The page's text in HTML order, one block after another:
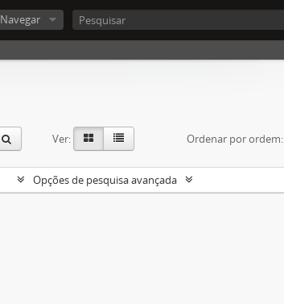
Navegar
Ver: Ordenar por ordem:
Opções de pesquisa avançada